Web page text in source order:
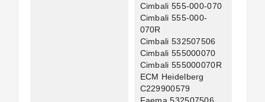
Cimbali 555-000-070
Cimbali 555-000-
070R
Cimbali 532507506
Cimbali 555000070
Cimbali 555000070R
ECM Heidelberg
C229900579
Faema 532507506